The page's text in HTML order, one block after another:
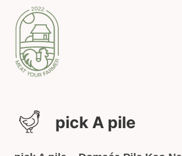
pick A pile